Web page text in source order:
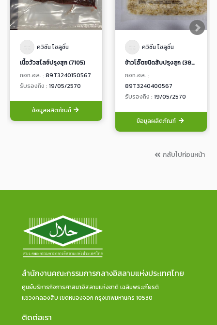
ควิซีน โซลูชั่น
เนื้อวัวสไลซ์ปรุงสุก (7105)
กอท.ฮล. : 89T3240150567
รับรองถึง : 19/05/2570
ข้อมูลผลิตภัณฑ์
ควิซีน โซลูชั่น
ข้าวโอ๊ตชนิดสับปรุงสุก (3853, 3883)
กอท.ฮล. :
89T3240400567
รับรองถึง : 19/05/2570
ข้อมูลผลิตภัณฑ์
กลับไปก่อนหน้า
สำนักงานคณะกรรมการกลางอิสลามแห่งประเทศไทย
ศูนย์บริหารกิจการศาสนาอิสลามแห่งชาติ เฉลิมพระเกียรติ
แขวงคลองสิบ เขตหนองจอก กรุงเทพมหานคร 10530
ติดต่อเรา